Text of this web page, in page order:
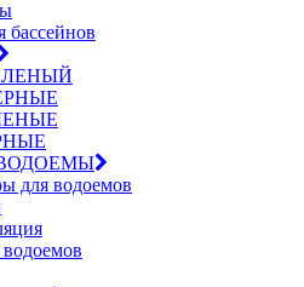
бассейнов
для водоемов